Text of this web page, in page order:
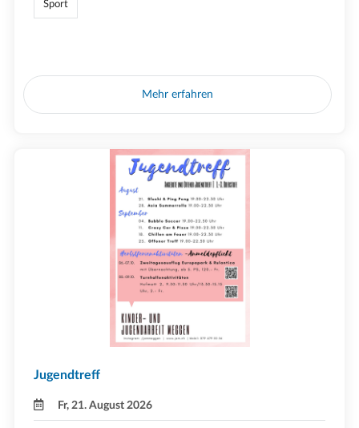
Sport
Mehr erfahren
Jugendtreff
Fr, 21. August 2026